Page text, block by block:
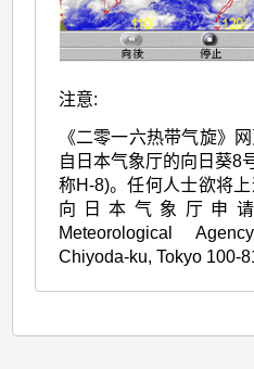
注意:
《二零一六热带气旋》
自日本气象厅的向日葵8
称H-8)。任何人士欲将
向日本气象厅申
Meteorological
Chiyoda-ku, Tokyo 100-